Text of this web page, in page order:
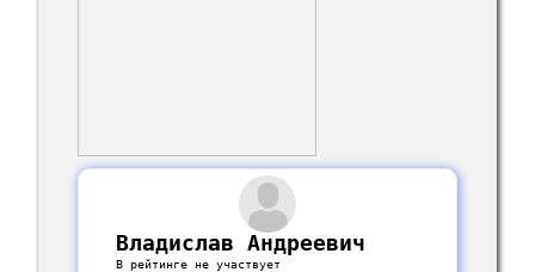
Владислав Андреевич
В рейтинге не участвует